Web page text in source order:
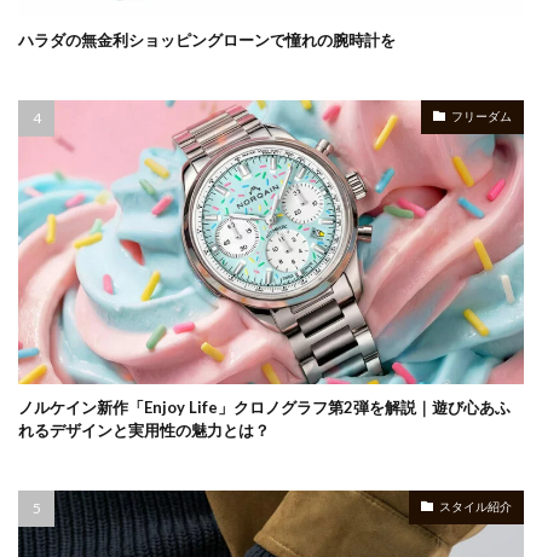
ハラダの無金利ショッピングローンで憧れの腕時計を
フリーダム
ノルケイン新作「Enjoy Life」クロノグラフ第2弾を解説｜遊び心あふ
れるデザインと実用性の魅力とは？
スタイル紹介